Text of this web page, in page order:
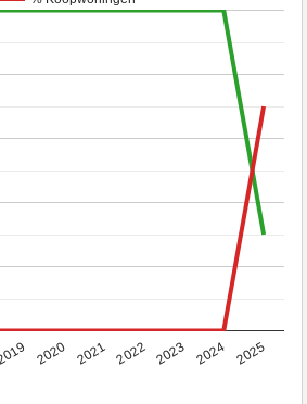
2020 2021 2022 2023 2024 2025